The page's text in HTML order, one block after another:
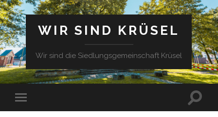
WIR SIND KRÜSEL
Wir sind die Siedlungsgemeinschaft Krüsel